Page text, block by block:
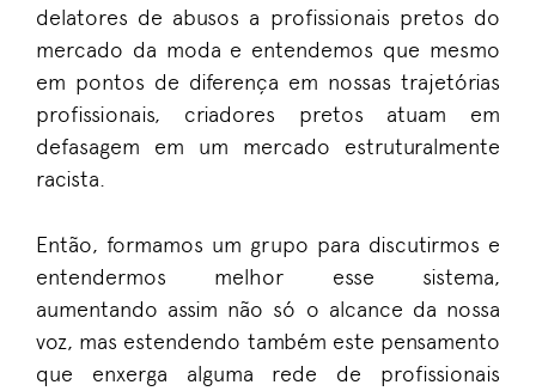
delatores de abusos a profissionais pretos do
mercado da moda e entendemos que mesmo
em pontos de diferença em nossas trajetórias
profissionais, criadores pretos atuam em
defasagem em um mercado estruturalmente
racista.
Então, formamos um grupo para discutirmos e
entendermos melhor esse sistema,
aumentando assim não só o alcance da nossa
voz, mas estendendo também este pensamento
que enxerga alguma rede de profissionais